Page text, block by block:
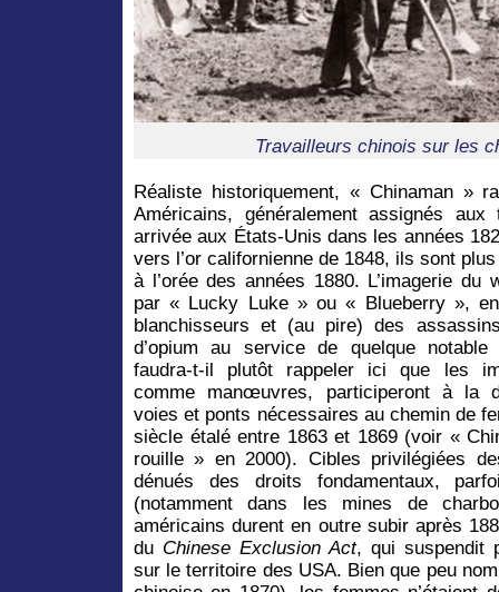
Travailleurs chinois sur les
Réaliste historiquement, « Chinaman »
Américains, généralement assignés
arrivée aux États-Unis dans les années
vers l’or californienne de 1848, ils sont
à l’orée des années 1880. L’imagerie du
par « Lucky Luke » ou « Blueberry »,
blanchisseurs et (au pire) des
d’opium au service de quelque notable
faudra-t-il plutôt rappeler ici que les
comme manœuvres, participeront à la
voies et ponts nécessaires au chemin de
siècle étalé entre 1863 et 1869 (voir «
rouille » en 2000). Cibles privilégiées
dénués des droits fondamentaux,
(notamment dans les mines de
américains durent en outre subir après
du Chinese Exclusion Act, qui suspendit
sur le territoire des USA. Bien que peu